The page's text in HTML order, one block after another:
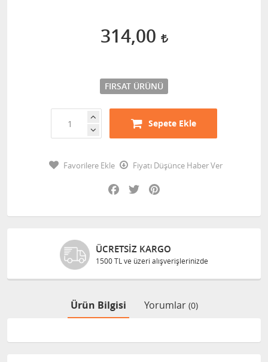
314,00
FIRSAT ÜRÜNÜ
Sepete Ekle
Favorilere Ekle
Fiyatı Düşünce Haber Ver
Facebook
Twitter
ÜCRETSIZ KARGO
1500 TL ve üzeri alışverişlerinizde
Ürün Bilgisi Yorumlar (0)